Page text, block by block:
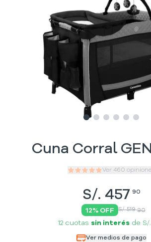
Slide1
Slide2
Slide3
Slide4
Slide
Cuna Corral
Ver 460
S/. 457 90
12% OFF S/. 519 90
12 cuotas sin interés de S/
Ver medios de pago